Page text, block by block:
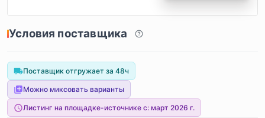
Условия поставщика
Поставщик отгружает за 48ч
Можно миксовать варианты
Листинг на площадке-источнике с: март 2026 г.